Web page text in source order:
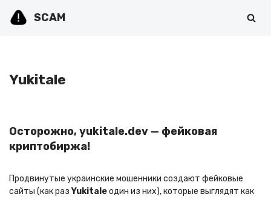
SCAM
Yukitale
Осторожно, yukitale.dev — фейковая
криптобиржа!
Продвинутые украинские мошенники создают фейковые
сайты (как разYukitaleодин из них), которые выглядят как